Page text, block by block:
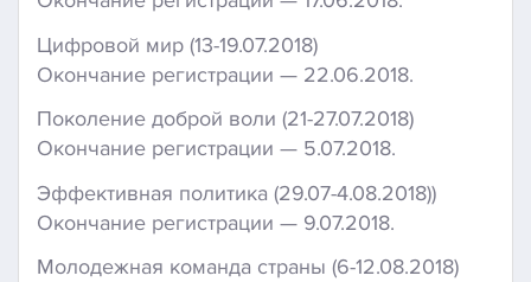
Цифровой мир (13-19.07.2018)
Окончание регистрации — 22.06.2018.
Поколение доброй воли (21-27.07.2018)
Окончание регистрации — 5.07.2018.
Эффективная политика (29.07-4.08.2018))
Окончание регистрации — 9.07.2018.
Молодежная команда страны (6-12.08.2018)